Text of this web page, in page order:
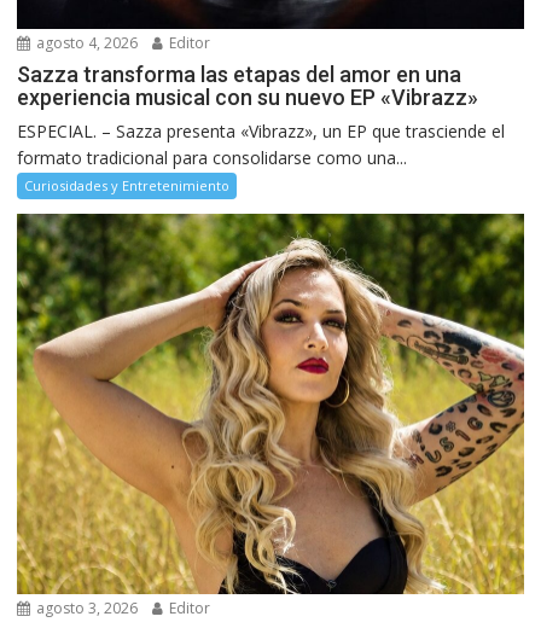
agosto 4, 2026 Editor
Sazza transforma las etapas del amor en una
experiencia musical con su nuevo EP «Vibrazz»
ESPECIAL. – Sazza presenta «Vibrazz», un EP que trasciende el
formato tradicional para consolidarse como una...
Curiosidades y Entretenimiento
agosto 3, 2026 Editor